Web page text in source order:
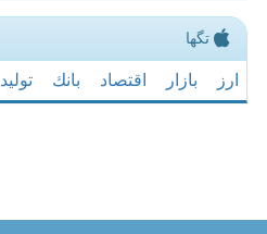
تگها
ارز بازار اقتصاد بانك تولید